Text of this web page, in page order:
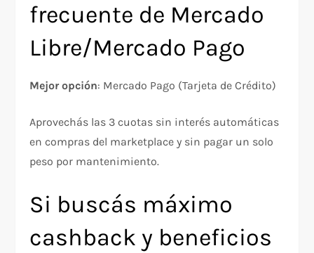
frecuente de Mercado
Libre/Mercado Pago
Mejor opción: Mercado Pago (Tarjeta de Crédito)
Aprovechás las 3 cuotas sin interés automáticas
en compras del marketplace y sin pagar un solo
peso por mantenimiento.​​
Si buscás máximo
cashback y beneficios